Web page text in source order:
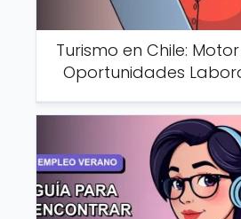
Turismo en Chile:
Oportunidades